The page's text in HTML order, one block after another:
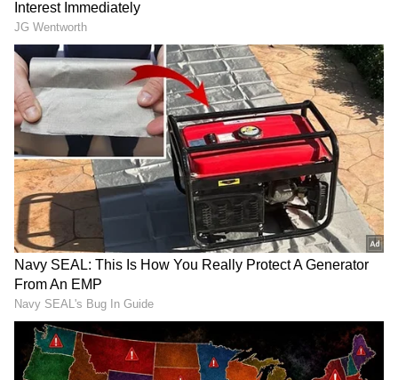
LATEST VIDEOS
பேரவையில் பிரேமலதா
விளாசல்: விவசாயிகள் கடனை
தள்ளுபடி செய்யாத அரசுக்கு
கண்டனம்!
மேகதாட்டு விவகாரத்தில்
அரசின் மெத்தனப் போக்கைக்
கடுமையாகத் தாக்கிய
பிரேமலதா விஜயகாந்த் !